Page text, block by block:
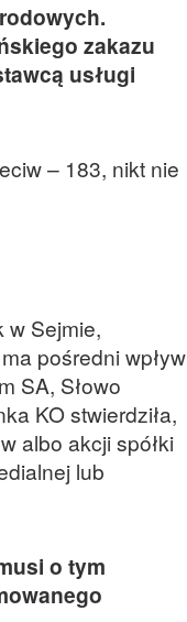
zakazu
usługi
– 183, nikt nie
w Sejmie,
pośredni wpływ
SA, Słowo
KO stwierdziła,
albo akcji spółki
lub
o tym